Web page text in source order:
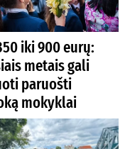
iki 900 eurų:
metais gali
paruošti
mokyklai